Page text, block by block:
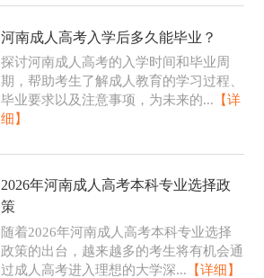
河南成人高考入学后多久能毕业？
探讨河南成人高考的入学时间和毕业周
期，帮助考生了解成人教育的学习过程、
毕业要求以及注意事项，为未来的... 【详
细】
2026年河南成人高考本科专业选择政
策
随着2026年河南成人高考本科专业选择
政策的出台，越来越多的考生将有机会通
过成人高考进入理想的大学深... 【详细】